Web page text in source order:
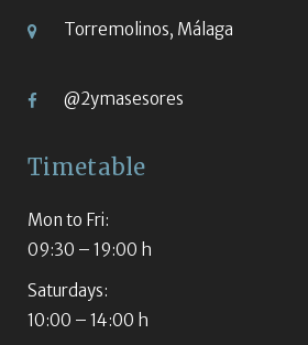
Torremolinos, Málaga
@2ymasesores
Timetable
Mon to Fri:
09:30 – 19:00 h
Saturdays:
10:00 – 14:00 h